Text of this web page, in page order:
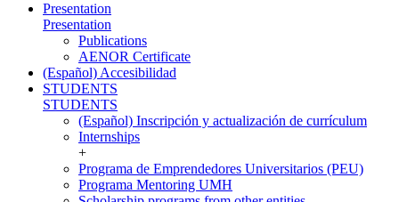
Presentation
Presentation
Publications
AENOR Certificate
(Español) Accesibilidad
STUDENTS
STUDENTS
(Español) Inscripción y actualización de currículum
Internships
+
Programa de Emprendedores Universitarios (PEU)
Programa Mentoring UMH